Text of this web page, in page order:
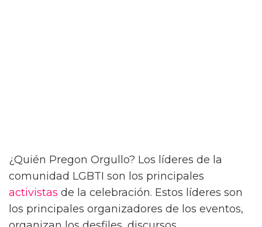
¿Quién Pregon Orgullo? Los líderes de la
comunidad LGBTI son los principales
activistas de la celebración. Estos líderes son
los principales organizadores de los eventos,